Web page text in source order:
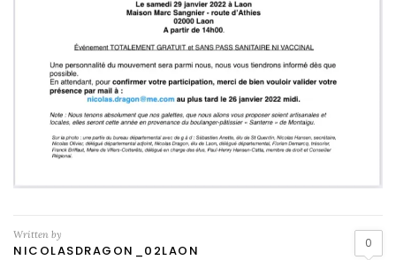
Written by
NICOLASDRAGON_02LAON 0